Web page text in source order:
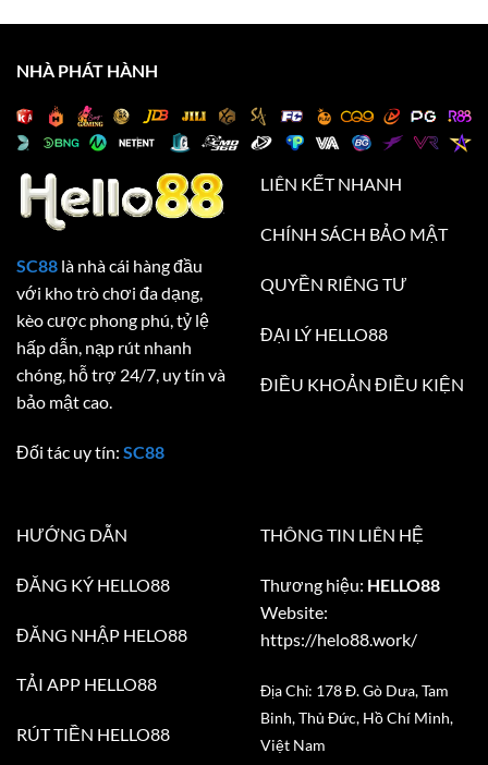
NHÀ PHÁT HÀNH
SC88 là nhà cái hàng đầu
với kho trò chơi đa dạng,
kèo cược phong phú, tỷ lệ
hấp dẫn, nạp rút nhanh
chóng, hỗ trợ 24/7, uy tín và
bảo mật cao.
Đối tác uy tín: SC88
LIÊN KẾT NHANH
CHÍNH SÁCH BẢO MẬT
QUYỀN RIÊNG TƯ
ĐẠI LÝ HELLO88
ĐIỀU KHOẢN ĐIỀU KIỆN
HƯỚNG DẪN
ĐĂNG KÝ HELLO88
ĐĂNG NHẬP HELO88
TẢI APP HELLO88
RÚT TIỀN HELLO88
THÔNG TIN LIÊN HỆ
Thương hiệu: HELLO88
Website:
https://helo88.work/
Địa Chỉ: 178 Đ. Gò Dưa, Tam
Binh, Thủ Đức, Hồ Chí Minh,
Việt Nam